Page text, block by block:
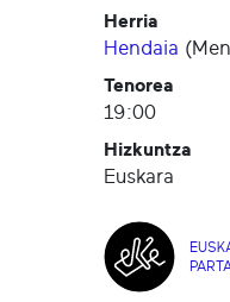
Herria
Hendaia (
Tenorea
19:00
Hizkuntza
Euskara